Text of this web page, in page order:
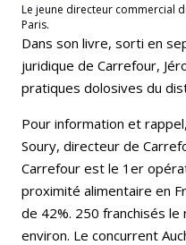
Le jeune directeur commercial
Paris.
Dans son livre, sorti en
juridique de Carrefour,
pratiques dolosives du
Pour information et
Soury, directeur de
Carrefour est le 1er
proximité alimentaire en
de 42%. 250 franchisés
environ. Le concurrent